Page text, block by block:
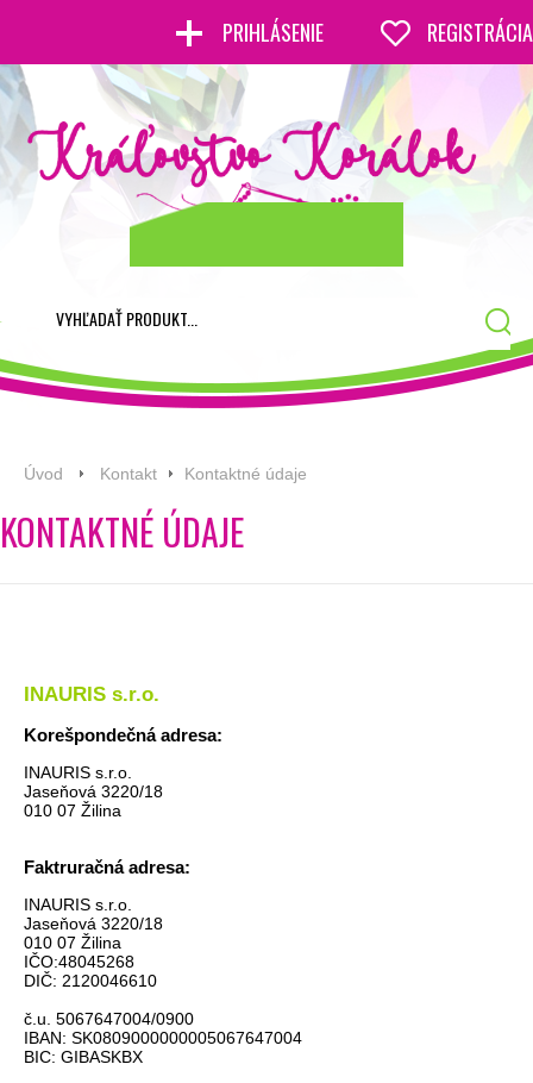
PRIHLÁSENIE REGISTRÁCIA
Úvod Kontakt Kontaktné údaje
KONTAKTNÉ ÚDAJE
INAURIS s.r.o.
Korešpondečná adresa:
INAURIS s.r.o.
Jaseňová 3220/18
010 07 Žilina
Faktruračná adresa:
INAURIS s.r.o.
Jaseňová 3220/18
010 07 Žilina
IČO:48045268
DIČ: 2120046610
č.u. 5067647004/0900
IBAN: SK0809000000005067647004
BIC: GIBASKBX